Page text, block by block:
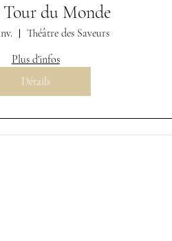
du Monde
Théâtre des Saveurs
Plus d'infos
Détails